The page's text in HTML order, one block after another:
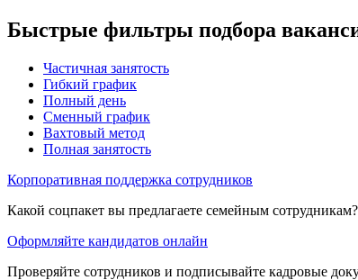
Быстрые фильтры подбора
Частичная занятость
Гибкий график
Полный день
Сменный график
Вахтовый метод
Полная занятость
Корпоративная поддержка сотрудников
Какой соцпакет вы предлагаете семейным сотрудникам?
Оформляйте кандидатов онлайн
Проверяйте сотрудников и подписывайте кадровые